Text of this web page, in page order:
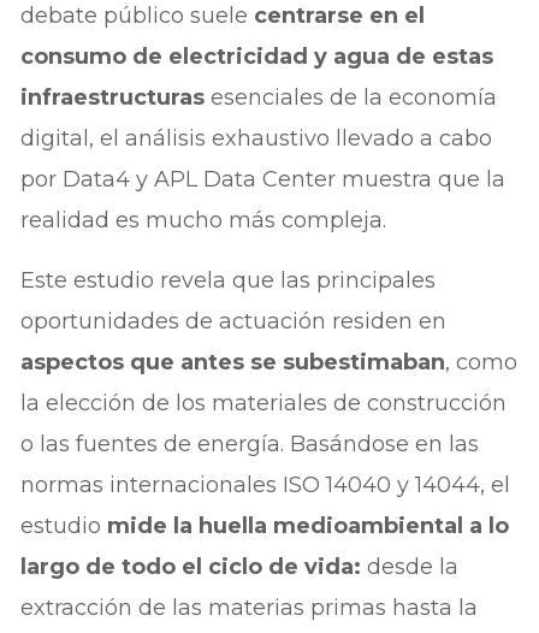
debate público suele centrarse en el
consumo de electricidad y agua de estas
infraestructurasesenciales de la economía
digital, el análisis exhaustivo llevado a cabo
por Data4 y APL Data Center muestra que la
realidad es mucho más compleja.
Este estudio revela que las principales
oportunidades de actuación residen en
aspectos que antes se subestimaban, como
la elección de los materiales de construcción
o las fuentes de energía. Basándose en las
normas internacionales ISO 14040 y 14044, el
estudio mide la huella medioambiental a lo
largo de todo el ciclo de vida:desde la
extracción de las materias primas hasta la